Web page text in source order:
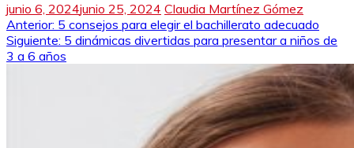
junio 6, 2024junio 25, 2024 Claudia Martínez Gómez
Navegación
de
Anterior: 5 consejos para elegir el bachillerato adecuado
Siguiente: 5 dinámicas divertidas para presentar a niños de
3 a 6 años